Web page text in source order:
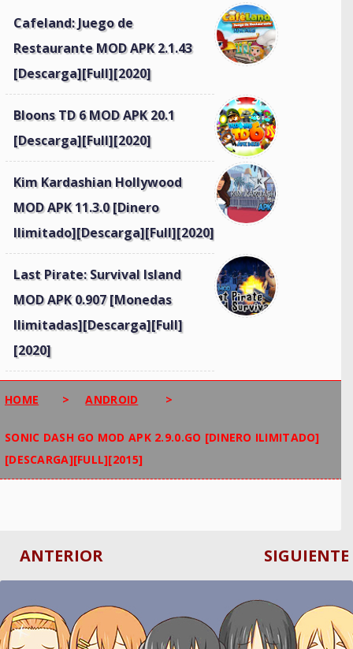
Cafeland: Juego de
Restaurante MOD APK 2.1.43
[Descarga][Full][2020]
Bloons TD 6 MOD APK 20.1
[Descarga][Full][2020]
Kim Kardashian Hollywood
MOD APK 11.3.0 [Dinero
Ilimitado][Descarga][Full][2020]
Last Pirate: Survival Island
MOD APK 0.907 [Monedas
Ilimitadas][Descarga][Full]
[2020]
HOME > ANDROID >
SONIC DASH GO MOD APK 2.9.0.GO [DINERO ILIMITADO]
[DESCARGA][FULL][2015]
SIGUIENTE
ANTERIOR